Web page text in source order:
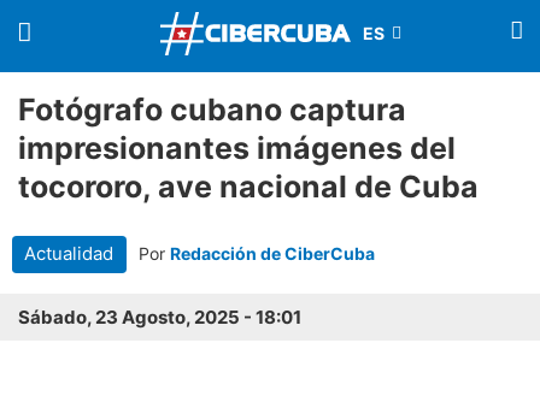
Fotógrafo cubano captura
impresionantes imágenes del
tocororo, ave nacional de Cuba
Actualidad Por Redacción de CiberCuba
Sábado, 23 Agosto, 2025 - 18:01